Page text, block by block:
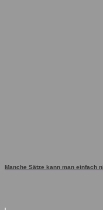
Manche Sätze kann man einfach